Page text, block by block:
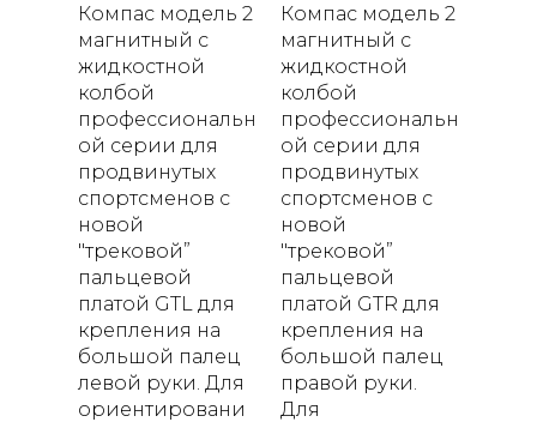
Компас модель 2
магнитный с
жидкостной
колбой
профессиональн
ой серии для
продвинутых
спортсменов с
новой
"трековой”
пальцевой
платой GTL для
крепления на
большой палец
левой руки. Для
ориентировани
Компас модель 2
магнитный с
жидкостной
колбой
профессиональн
ой серии для
продвинутых
спортсменов с
новой
"трековой”
пальцевой
платой GTR для
крепления на
большой палец
правой руки.
Для